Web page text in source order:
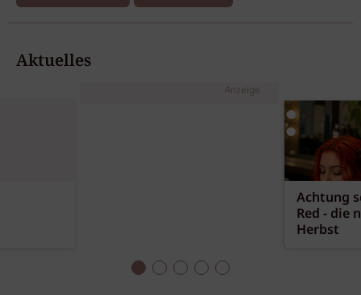
Aktuelles
Anzeige
Achtung
Red - die
Herbst